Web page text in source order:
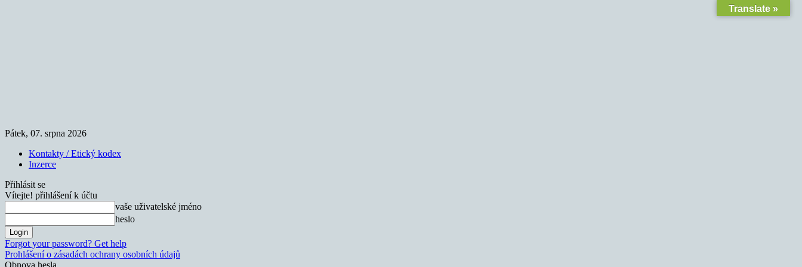
Pátek, 07. srpna 2026
Kontakty / Etický kodex
Inzerce
Přihlásit se
Vítejte! přihlášení k účtu
vaše uživatelské jméno
heslo
Forgot your password? Get help
Prohlášení o zásadách ochrany osobních údajů
Obnova hesla
Translate »